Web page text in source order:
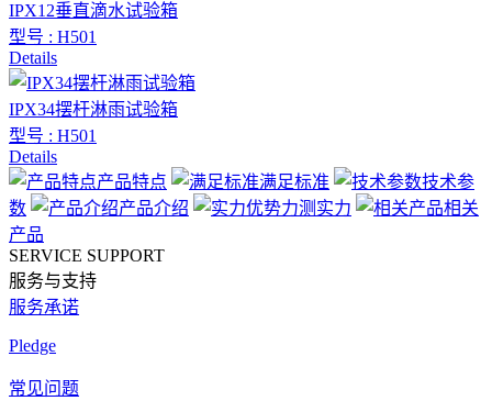
IPX12垂直滴水试验箱
型号 : H501
Details
IPX34摆杆淋雨试验箱
型号 : H501
Details
产品特点
满足标准
技术参
数
产品介绍 力测实力
相关
产品
SERVICE SUPPORT
服务与支持
服务承诺
Pledge
常见问题